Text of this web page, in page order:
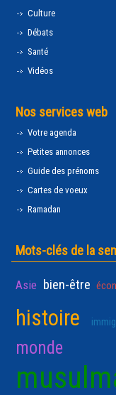
Culture
Débats
Santé
Vidéos
Nos services web
Votre agenda
Petites annonces
Guide des prénoms
Cartes de voeux
Ramadan
Mots-clés de la
Asie bien-être
histoire
monde